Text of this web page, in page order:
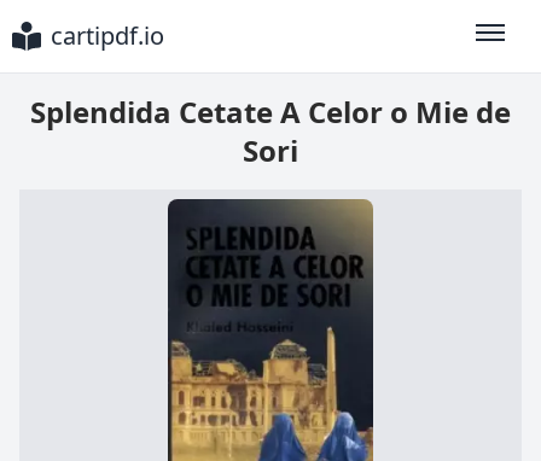
cartipdf.io
Splendida Cetate A Celor o Mie de
Sori